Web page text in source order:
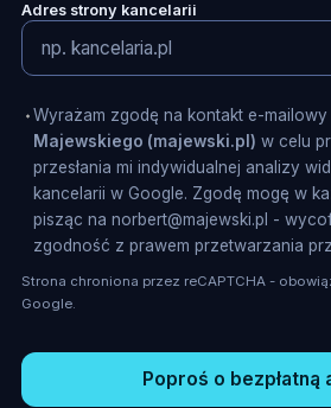
Adres strony kancelarii
Wyrażam zgodę na kontakt e-
Majewskiego (majewski.pl) w celu
przesłania mi indywidualnej analizy
kancelarii w Google. Zgodę mogę w
pisząc na norbert@majewski.pl -
zgodność z prawem przetwarzania
Strona chroniona przez reCAPTCHA -
Google.
Poproś o bezpłatną